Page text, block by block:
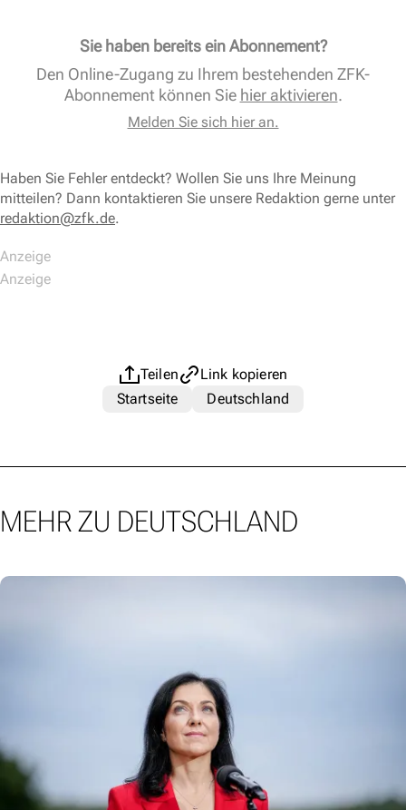
Sie haben bereits ein Abonnement?
Den Online-Zugang zu Ihrem bestehenden ZFK-
Abonnement können Sie hier aktivieren.
Melden Sie sich hier an.
Haben Sie Fehler entdeckt? Wollen Sie uns Ihre Meinung
mitteilen? Dann kontaktieren Sie unsere Redaktion gerne unter
redaktion@zfk.de.
Teilen
Link kopieren
Startseite
Deutschland
MEHR ZU DEUTSCHLAND